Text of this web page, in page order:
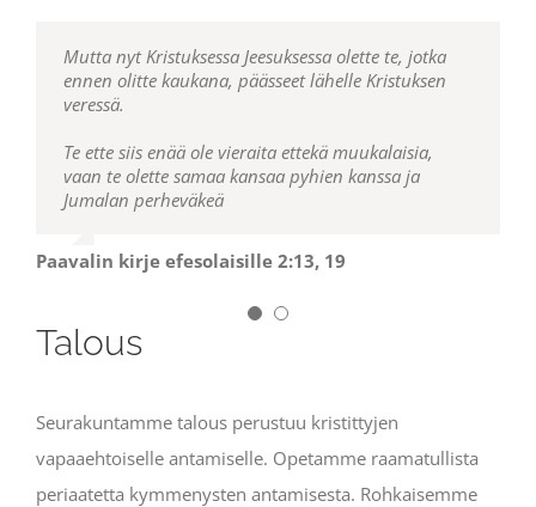
Mutta nyt Kristuksessa Jeesuksessa olette te, jotka
ennen olitte kaukana, päässeet lähelle Kristuksen
veressä.
Te ette siis enää ole vieraita ettekä muukalaisia,
vaan te olette samaa kansaa pyhien kanssa ja
Jumalan perheväkeä
Paavalin kirje efesolaisille 2:13, 19
Te sen sijaan olette valittu suku, kuninkaallinen
papisto, pyhä heimo ja omaisuuskansa
julistaaksenne hänen jaloja tekojaan, joka on
valoonsa.Ennen te ette olleet kansa, mutta nyt te
olette Jumalan kansa, ette olleet armahdettuja,
mutta nyt te olette armahdettuja.
1. Pietarin kirje 2:9-10
Talous
Seurakuntamme talous perustuu kristittyjen
vapaaehtoiselle antamiselle. Opetamme raamatullista
periaatetta kymmenysten antamisesta. Rohkaisemme